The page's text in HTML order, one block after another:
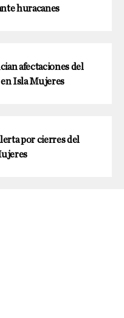
huracanes
afectaciones del
Isla Mujeres
por cierres del